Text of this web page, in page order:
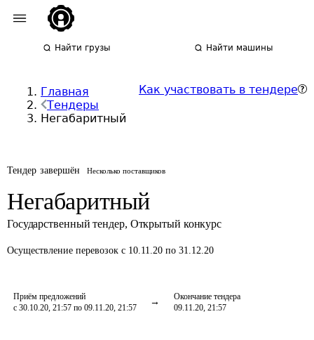
Найти грузы Найти машины
Главная
Тендеры
Негабаритный
Как участвовать в тендере
Тендер завершён Несколько поставщиков
Негабаритный
Государственный тендер, Открытый конкурс
Осуществление перевозок с 10.11.20 по 31.12.20
Приём предложений
с 30.10.20, 21:57 по 09.11.20, 21:57
Окончание тендера
09.11.20, 21:57